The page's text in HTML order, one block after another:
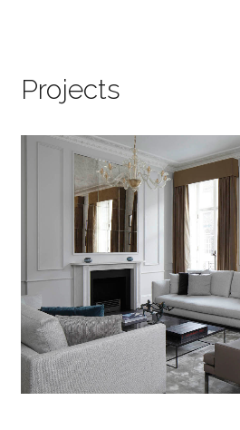
Projects